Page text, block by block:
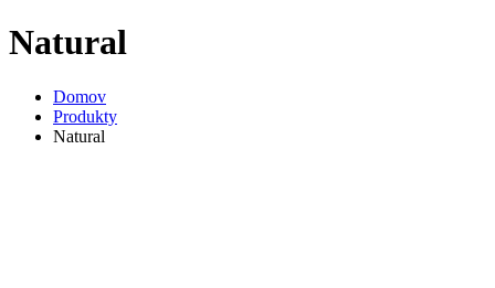
Natural
Domov
Produkty
Natural